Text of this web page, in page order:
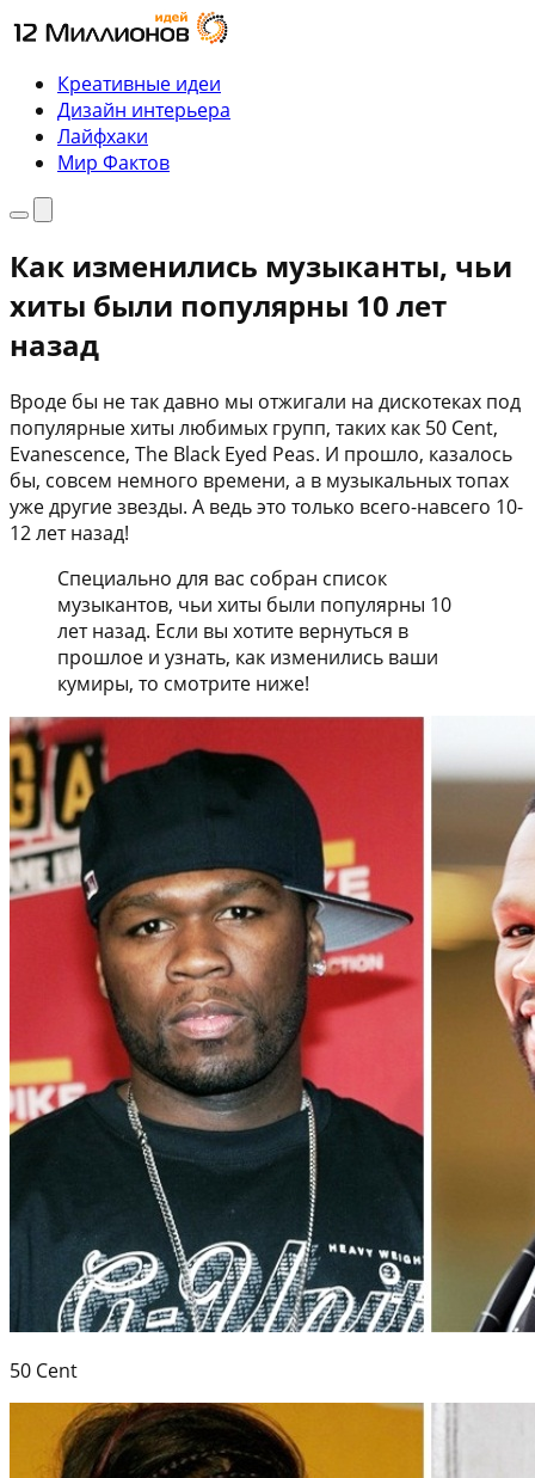
Перейти
к
содержимому
Креативные идеи
Дизайн интерьера
Лайфхаки
Мир Фактов
МенюПоиск
Как изменились музыканты, чьи
хиты были популярны 10 лет
назад
Вроде бы не так давно мы отжигали на дискотеках под
популярные хиты любимых групп, таких как 50 Cent,
Evanescence, The Black Eyed Peas. И прошло, казалось
бы, совсем немного времени, а в музыкальных топах
уже другие звезды. А ведь это только всего-навсего 10-
12 лет назад!
Специально для вас собран список
музыкантов, чьи хиты были популярны 10
лет назад. Если вы хотите вернуться в
прошлое и узнать, как изменились ваши
кумиры, то смотрите ниже!
50 Cent